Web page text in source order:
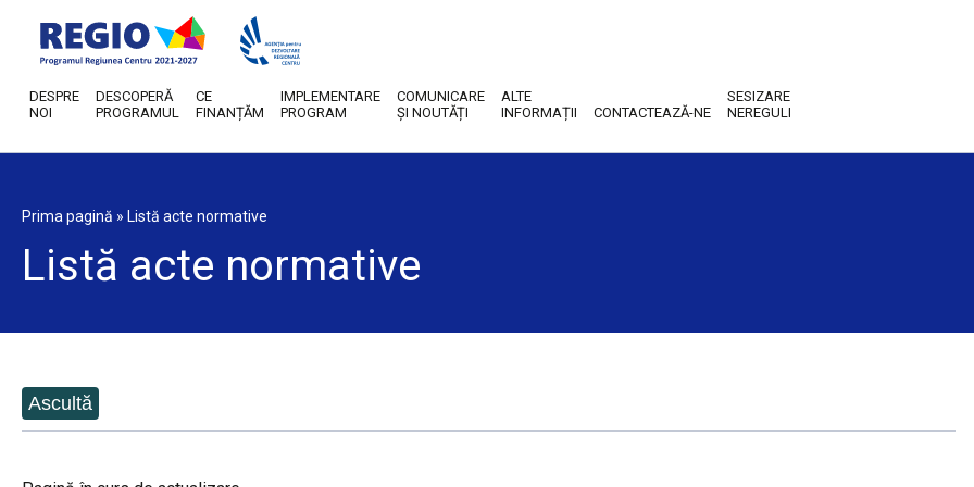
DESPRE
NOI
DESCOPERĂ
PROGRAMUL
CE
FINANȚĂM
IMPLEMENTARE
PROGRAM
COMUNICARE
ȘI NOUTĂȚI
ALTE
INFORMAȚII
CONTACTEAZĂ-NE
SESIZARE
NEREGULI
Prima pagină » Listă acte normative
Listă acte normative